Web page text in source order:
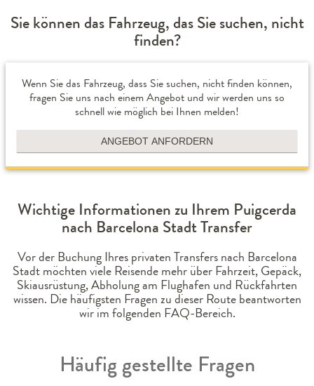
Sie können das Fahrzeug, das Sie suchen, nicht
finden?
Wenn Sie das Fahrzeug, dass Sie suchen, nicht finden können,
fragen Sie uns nach einem Angebot und wir werden uns so
schnell wie möglich bei Ihnen melden!
ANGEBOT ANFORDERN
Wichtige Informationen zu Ihrem Puigcerda
nach Barcelona Stadt Transfer
Vor der Buchung Ihres privaten Transfers nach Barcelona
Stadt möchten viele Reisende mehr über Fahrzeit, Gepäck,
Skiausrüstung, Abholung am Flughafen und Rückfahrten
wissen. Die häufigsten Fragen zu dieser Route beantworten
wir im folgenden FAQ-Bereich.
Häufig gestellte Fragen